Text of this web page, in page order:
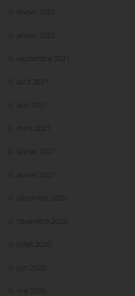
février 2022
janvier 2022
septembre 2021
août 2021
avril 2021
mars 2021
février 2021
janvier 2021
décembre 2020
novembre 2020
juillet 2020
juin 2020
mai 2020